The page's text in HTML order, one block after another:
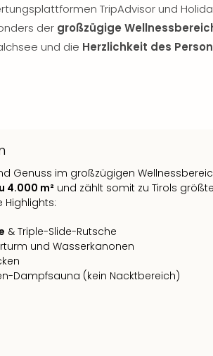
TripAdvisor und
der großzügige
und die Herzlichkeit des
Genuss im großzügigen
4.000 m² und zählt somit zu Tirols
Highlights:
& Triple-Slide-Rutsche
und Wasserkanonen
Dampfsauna (kein Nacktbereich)